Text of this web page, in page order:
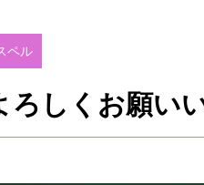
ペル
ろしくお願い